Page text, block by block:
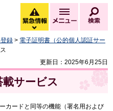
緊急情報
緊急情報を開く
メニュー
録 > 電子証明書（公的個人認証サー
更新日：2025年6月25日
載サービス
カードと同等の機能（署名用および